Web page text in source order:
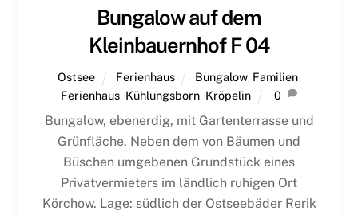
Bungalow auf dem
Kleinbauernhof F 04
Ostsee Ferienhaus Bungalow, Familien,
Ferienhaus Kühlungsborn Kröpelin 0
Bungalow, ebenerdig, mit Gartenterrasse und
Grünfläche. Neben dem von Bäumen und
Büschen umgebenen Grundstück eines
Privatvermieters im ländlich ruhigen Ort
Körchow. Lage: südlich der Ostseebäder Rerik